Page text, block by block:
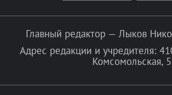
Главный редактор — Лыков
Адрес редакции и учредителя:
Комсомольская,